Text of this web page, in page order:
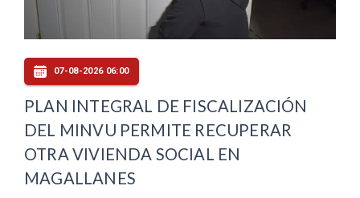
07-08-2026 06:00
PLAN INTEGRAL DE FISCALIZACIÓN
DEL MINVU PERMITE RECUPERAR
OTRA VIVIENDA SOCIAL EN
MAGALLANES